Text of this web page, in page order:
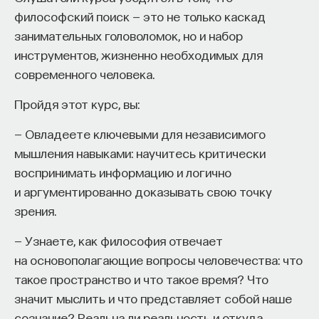
философский поиск — это не только каскад
занимательных головоломок, но и набор
инструментов, жизненно необходимых для
современного человека.
Пройдя этот курс, вы:
— Овладеете ключевыми для независимого
мышления навыками: научитесь критически
воспринимать информацию и логично
и аргументированно доказывать свою точку
зрения.
— Узнаете, как философия отвечает
на основополагающие вопросы человечества: что
такое пространство и что такое время? Что
значит мыслить и что представляет собой наше
не мыслит. Это сугубо источниковедческая
работа, она может быть скучной, может быть
очень напряжённой. Потому что почерк, которым
написаны судебные средневековые документы,
ужасен обычно. Это никакие не каллиграфические
записи, а это скоропись, писали очень быстро
интересны, конечно, но их очень сложно. Есть
разница в почерках: XVI век вообще не читается,
а XVII прекрасен и удивителен, потому что
практически современное написание слов.
Старофранцузский текст отдельную проблему
составляет, потому что писали они, как слышали,
в современном французском языке, и нужно
проговаривать вслух очень многие слова, чтобы
понять по звучанию, какое это именно слово.